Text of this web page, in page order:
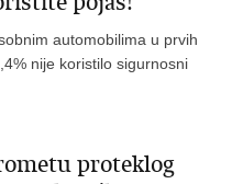
automobilima u prvih
nije koristilo sigurnosni
proteklog